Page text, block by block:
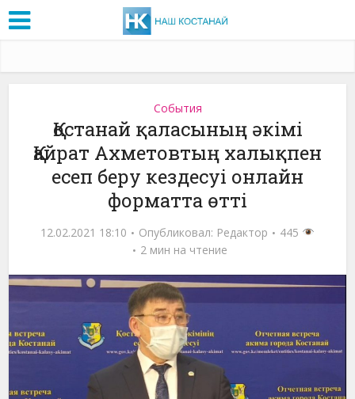
События
Қостанай қаласының әкімі
Қайрат Ахметовтың халықпен
есеп беру кездесуі онлайн
форматта өтті
12.02.2021 18:10 Опубликовал: Редактор
445
2 мин на чтение